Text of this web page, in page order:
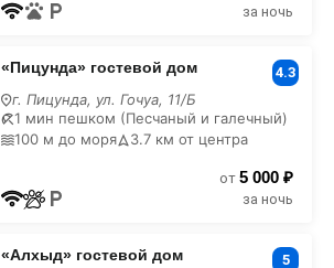
за ночь
«Пицунда» гостевой дом 4.3
г. Пицунда, ул. Гочуа, 11/Б
1 мин пешком (Песчаный и галечный)
100 м до моря
3.7 км от центра
от 5 000 ₽
за ночь
«Алхыд» гостевой дом 5